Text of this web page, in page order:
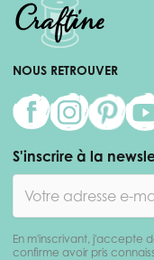
NOUS RETROUVER
S'inscrire à la
En m'inscrivant, j'accepte
confirme avoir pris